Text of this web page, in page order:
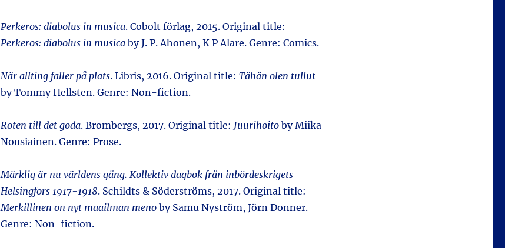
Perkeros: diabolus in musica. Cobolt förlag, 2015. Original title:
Perkeros: diabolus in musica by J. P. Ahonen, K P Alare. Genre: Comics.
När allting faller på plats. Libris, 2016. Original title: Tähän olen tullut
by Tommy Hellsten. Genre: Non-fiction.
Roten till det goda. Brombergs, 2017. Original title: Juurihoito by Miika
Nousiainen. Genre: Prose.
Märklig är nu världens gång. Kollektiv dagbok från inbördeskrigets
Helsingfors 1917-1918. Schildts & Söderströms, 2017. Original title:
Merkillinen on nyt maailman meno by Samu Nyström, Jörn Donner.
Genre: Non-fiction.